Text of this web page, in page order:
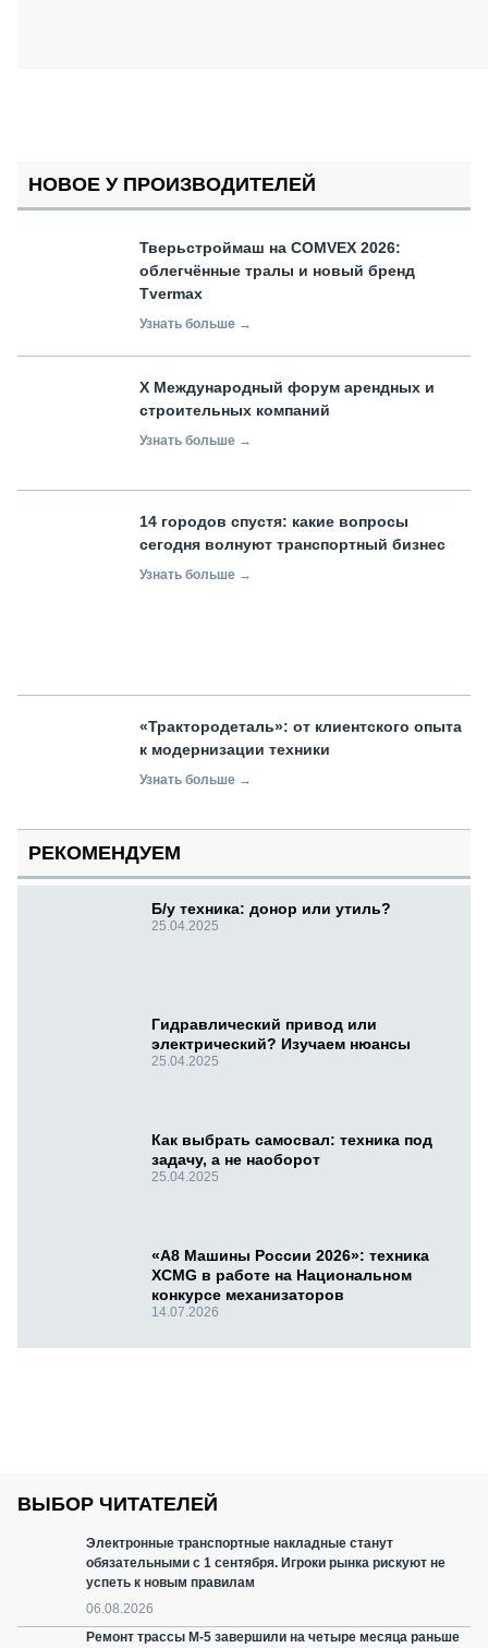
НОВОЕ У ПРОИЗВОДИТЕЛЕЙ
Тверьстроймаш на COMVEX 2026:
облегчённые тралы и новый бренд
Tvermax
Узнать больше →
X Международный форум арендных и
строительных компаний
Узнать больше →
14 городов спустя: какие вопросы
сегодня волнуют транспортный бизнес
Узнать больше →
«Трактородеталь»: от клиентского опыта
к модернизации техники
Узнать больше →
РЕКОМЕНДУЕМ
Б/у техника: донор или утиль?
25.04.2025
Гидравлический привод или
электрический? Изучаем нюансы
25.04.2025
Как выбрать самосвал: техника под
задачу, а не наоборот
25.04.2025
«А8 Машины России 2026»: техника
XCMG в работе на Национальном
конкурсе механизаторов
14.07.2026
ВЫБОР ЧИТАТЕЛЕЙ
Электронные транспортные накладные станут
обязательными с 1 сентября. Игроки рынка рискуют не
успеть к новым правилам
06.08.2026
Ремонт трассы М-5 завершили на четыре месяца раньше